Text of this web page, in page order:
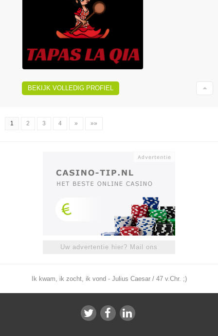
BEKIJK VOLLEDIG PROFIEL
1 2 3 4 » »»
Uw advertentie hier? Mail ons
Ik kwam, ik zocht, ik vond - Julius Caesar / 47 v.Chr. ;)